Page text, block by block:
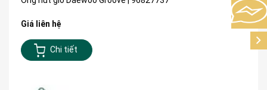
Giá liên hệ
Chi tiết